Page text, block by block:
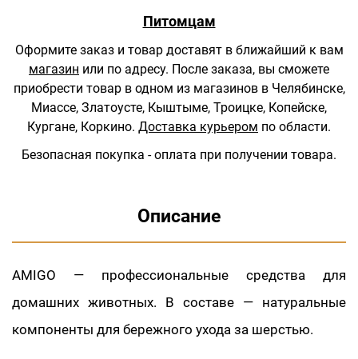
Питомцам
Оформите заказ и товар доставят в ближайший к вам
магазин или по адресу. После заказа, вы сможете
приобрести товар в одном из магазинов в Челябинске,
Миассе, Златоусте, Кыштыме, Троицке, Копейске,
Кургане, Коркино. Доставка курьером по области.
Безопасная покупка - оплата при получении товара.
Описание
AMIGO — профессиональные средства для
домашних животных. В составе — натуральные
компоненты для бережного ухода за шерстью.